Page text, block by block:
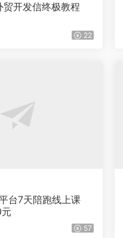
贸开发信终极教程
22
台7天陪跑线上课
57